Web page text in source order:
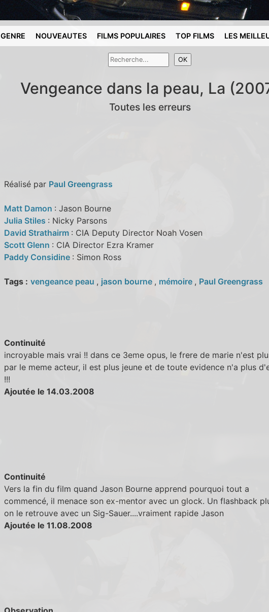
GENRE NOUVEAUTES FILMS POPULAIRES TOP FILMS LES
Vengeance dans la peau, La
Toutes les erreurs
Réalisé par Paul Greengrass
Matt Damon : Jason Bourne
Julia Stiles : Nicky Parsons
David Strathairm : CIA Deputy Director Noah Vosen
Scott Glenn : CIA Director Ezra Kramer
Paddy Considine : Simon Ross
Tags : vengeance peau , jason bourne , mémoire , Paul Greengrass
Continuité
incroyable mais vrai !! dans ce 3eme opus, le frere de marie n'est
par le meme acteur, il est plus jeune et de toute evidence n'a plus
!!!
Ajoutée le 14.03.2008
Continuité
Vers la fin du film quand Jason Bourne apprend pourquoi tout a
commencé, il menace son ex-mentor avec un glock. Un flashback
on le retrouve avec un Sig-Sauer....vraiment rapide Jason
Ajoutée le 11.08.2008